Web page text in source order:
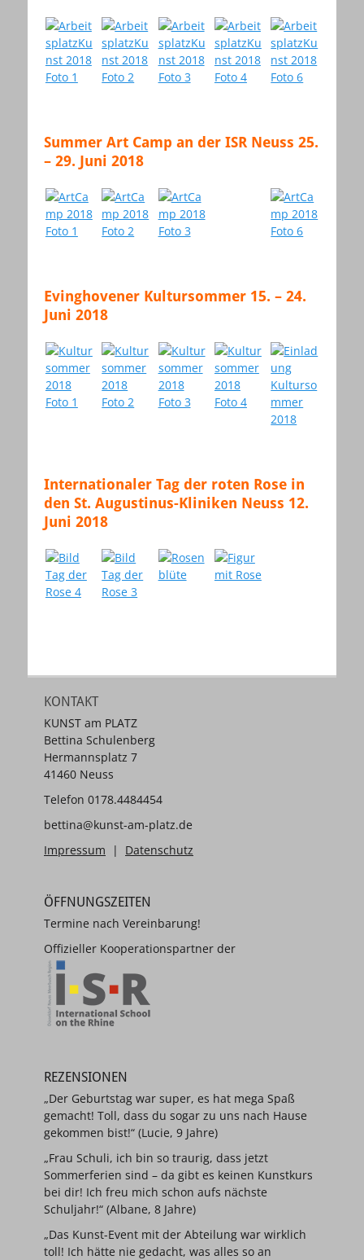
Summer Art Camp an der ISR Neuss 25.
– 29. Juni 2018
Evinghovener Kultursommer 15. – 24.
Juni 2018
Internationaler Tag der roten Rose in
den St. Augustinus-Kliniken Neuss 12.
Juni 2018
KONTAKT
KUNST am PLATZ
Bettina Schulenberg
Hermannsplatz 7
41460 Neuss
Telefon 0178.4484454
bettina@kunst-am-platz.de
Impressum | Datenschutz
ÖFFNUNGSZEITEN
Termine nach Vereinbarung!
Offizieller Kooperationspartner der
REZENSIONEN
„Der Geburtstag war super, es hat mega Spaß
gemacht! Toll, dass du sogar zu uns nach Hause
gekommen bist!“ (Lucie, 9 Jahre)
„Frau Schuli, ich bin so traurig, dass jetzt
Sommerferien sind – da gibt es keinen Kunstkurs
bei dir! Ich freu mich schon aufs nächste
Schuljahr!“ (Albane, 8 Jahre)
„Das Kunst-Event mit der Abteilung war wirklich
toll! Ich hätte nie gedacht, was alles so an